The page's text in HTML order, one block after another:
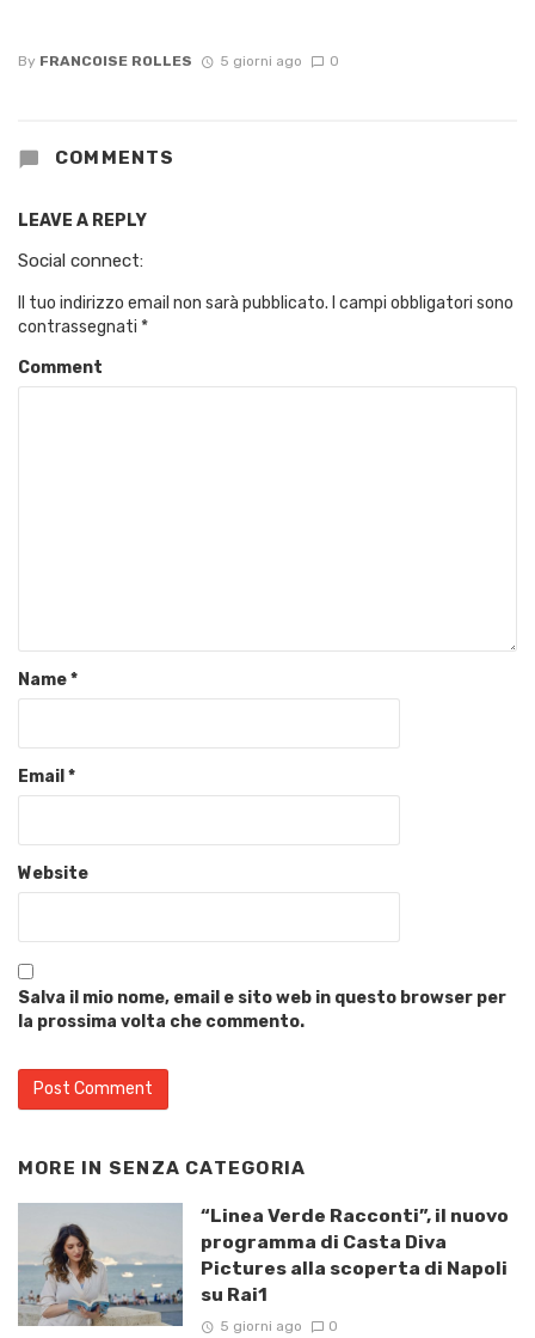
By FRANCOISE ROLLES 5 giorni ago 0
COMMENTS
LEAVE A REPLY
Social connect:
Il tuo indirizzo email non sarà pubblicato. I campi obbligatori sono
contrassegnati *
Comment
Name*
Email *
Website
Salva il mio nome, email e sito web in questo browser per
la prossima volta che commento.
MORE IN SENZA CATEGORIA
“Linea Verde Racconti”, il nuovo
programma di Casta Diva
Pictures alla scoperta di Napoli
su Rai1
5 giorni ago 0